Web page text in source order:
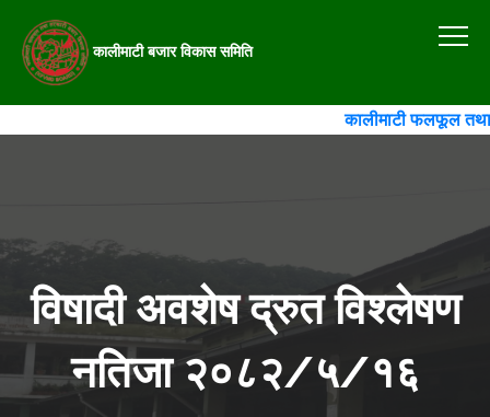
कालीमाटी बजार विकास समिति
कालीमाटी फलफूल तथा
विषादी अवशेष द्रुत विश्लेषण
नतिजा २०८२/५/१६